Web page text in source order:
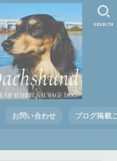
お問い合わせ ブログ掲載
SEARCH